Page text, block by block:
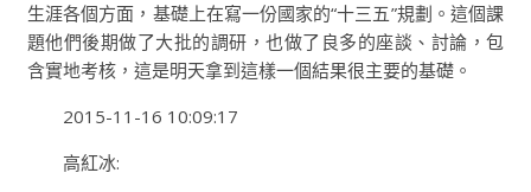
生涯各個方面，基礎上在寫一份國家的“十三五”規劃。這個課
題他們後期做了大批的調研，也做了良多的座談、討論，包
含實地考核，這是明天拿到這樣一個結果很主要的基礎。
2015-11-16 10:09:17
高紅冰: